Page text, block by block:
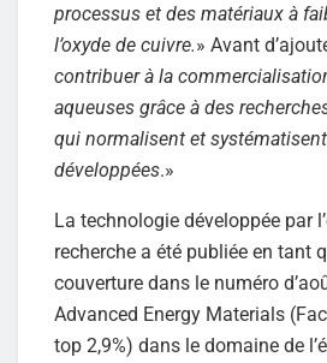
processus et des matériaux à
l’oxyde de cuivre.» Avant
contribuer à la
aqueuses grâce à des
qui normalisent et
développées.»
La technologie développée par
recherche a été publiée en tant
couverture dans le numéro
Advanced Energy Materials
top 2,9%) dans le domaine de